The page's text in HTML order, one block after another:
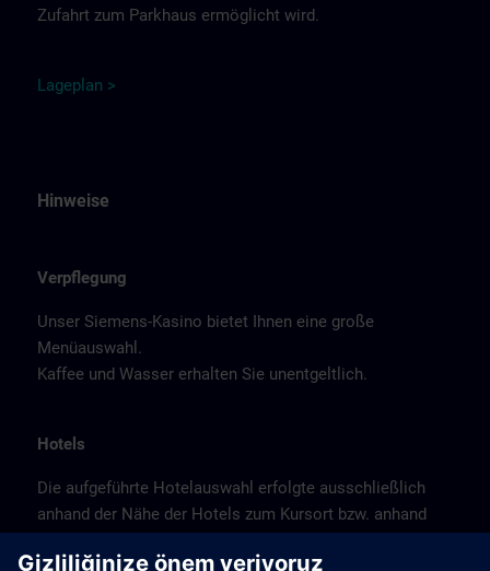
Zufahrt zum Parkhaus ermöglicht wird.
Lageplan >
Hinweise
Verpflegung
Unser Siemens-Kasino bietet Ihnen eine große
Menüauswahl.
Kaffee und Wasser erhalten Sie unentgeltlich.
Hotels
Die aufgeführte Hotelauswahl erfolgte ausschließlich
anhand der Nähe der Hotels zum Kursort bzw. anhand
Veranstaltungsort.